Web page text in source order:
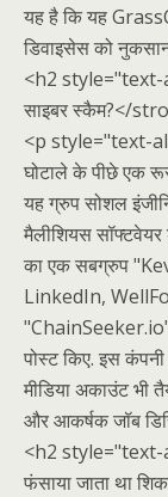
यह है कि यह
डिवाइसेस को
<h2 style="text-
साइबर स्कैम?</
<p style="text-
घोटाले के पीछे एक
यह ग्रुप सोशल
मैलीशियस
का एक सबग्रुप
LinkedIn,
"ChainSeeker.io"
पोस्ट किए. इस
मीडिया अकाउंट भी
और आकर्षक जॉब
<h2 style="text-
फंसाया जाता था